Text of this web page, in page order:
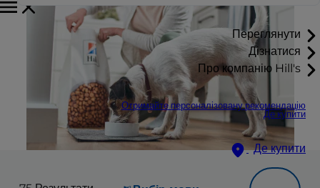
Переглянути
Дізнатися
Про компанію Hill's
Отримайте персоналізовану рекомендацію
Де купити
Де купити